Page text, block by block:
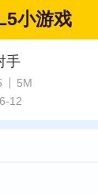
小游戏
手
5M
12